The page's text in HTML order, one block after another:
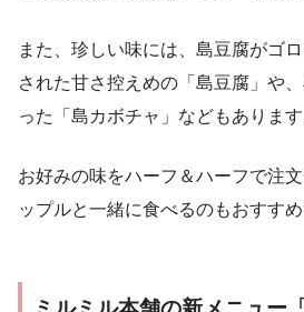
また、珍しい味には、島豆腐がゴ
された甘さ控えめの「島豆腐」や
った「島カボチャ」などもあります
お好みの味をハーフ＆ハーフで注
ップルと一緒に食べるのもおすすめ